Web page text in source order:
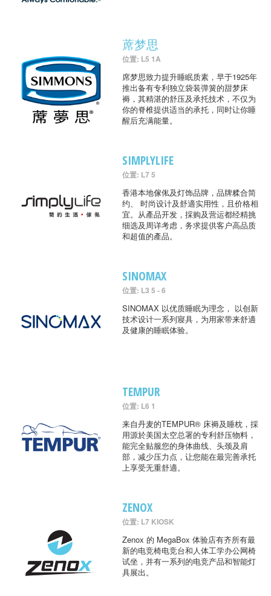
蓆梦思
位置: L5 1A
席梦思致力提升睡眠质素，早于1925年
推出备有专利独立袋装弹簧的甜梦床
褥，其精湛的舒压及承托技术，不仅为
你的脊椎提供适当的承托，同时让你睡
醒后充满能量。
SIMPLYLIFE
位置: L7 5
香港本地傢俬及灯饰品牌，品牌糅合简
约、 时尚设计及舒適实用性，且价格相
宜。从產品开发，採购及营运都经精挑
细选及周详考虑，务求提供客户高品质
和超值的產品。
SINOMAX
位置: L3 5 - 6
SINOMAX 以优质睡眠为理念， 以创新
技术设计一系列寢具，为用家带来舒適
及健康的睡眠体验。
TEMPUR
位置: L6 1
来自丹麦的TEMPUR® 床褥及睡枕，採
用源於美国太空总署的专利舒压物料，
能完全贴服您的身体曲线、头颈及肩
部，减少压力点，让您能在最完善承托
上享受无重舒適。
ZENOX
位置: L7 KIOSK
Zenox 的 MegaBox 体验店有齐所有最
新的电竞椅电竞台和人体工学办公网椅
试坐，并有一系列的电竞产品和智能灯
具展出。